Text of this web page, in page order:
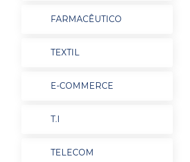
FARMACÊUTICO
TEXTIL
E-COMMERCE
T.I
TELECOM